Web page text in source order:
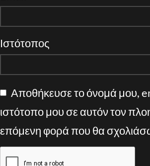
Ιστότοπος
Αποθήκευσε το όνομά μου,
ιστότοπο μου σε αυτόν τον
επόμενη φορά που θα